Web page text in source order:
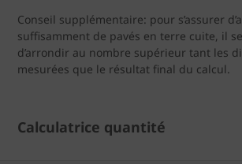
Conseil supplémentaire: pour s’assurer
suffisamment de pavés en terre cuite, il
d’arrondir au nombre supérieur tant les
mesurées que le résultat final du calcul.
Calculatrice quantité